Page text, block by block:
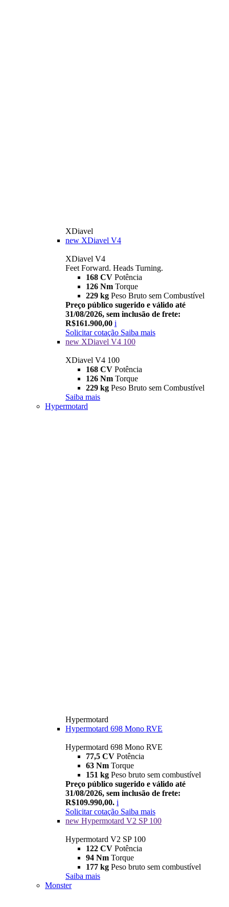
XDiavel
new XDiavel V4
XDiavel V4
Feet Forward. Heads Turning.
168 CV Potência
126 Nm Torque
229 kg Peso Bruto sem Combustível
Preço público sugerido e válido até
31/08/2026, sem inclusão de frete:
R$161.900,00 i
Solicitar cotação Saiba mais
new XDiavel V4 100
XDiavel V4 100
168 CV Potência
126 Nm Torque
229 kg Peso Bruto sem Combustível
Saiba mais
Hypermotard
Hypermotard
Hypermotard 698 Mono RVE
Hypermotard 698 Mono RVE
77,5 CV Potência
63 Nm Torque
151 kg Peso bruto sem combustível
Preço público sugerido e válido até
31/08/2026, sem inclusão de frete:
R$109.990,00. i
Solicitar cotação Saiba mais
new Hypermotard V2 SP 100
Hypermotard V2 SP 100
122 CV Potência
94 Nm Torque
177 kg Peso bruto sem combustível
Saiba mais
Monster